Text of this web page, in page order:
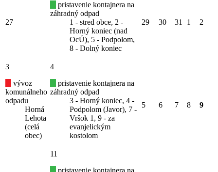
27
pristavenie kontajnera na
záhradný odpad
1 - stred obce, 2 -
Horný koniec (nad
OcÚ), 5 - Podpolom,
8 - Dolný koniec
29 30 31 1 2
3
vývoz
komunálneho
odpadu
Horná
Lehota
(celá
obec)
4
pristavenie kontajnera na
záhradný odpad
3 - Horný koniec, 4 -
Podpolom (Javor), 7 -
Vršok 1, 9 - za
evanjelickým
kostolom
5 6 7 8 9
11